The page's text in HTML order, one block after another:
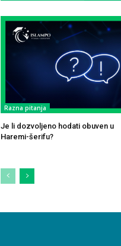
Razna pitanja
Je li dozvoljeno hodati obuven u
Haremi-šerifu?